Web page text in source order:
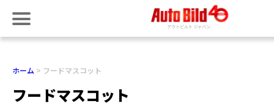
ホーム フードマスコット
フードマスコット